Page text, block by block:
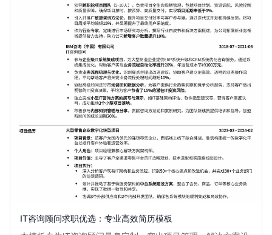
IT咨询顾问求职优选：专业高效简历模板